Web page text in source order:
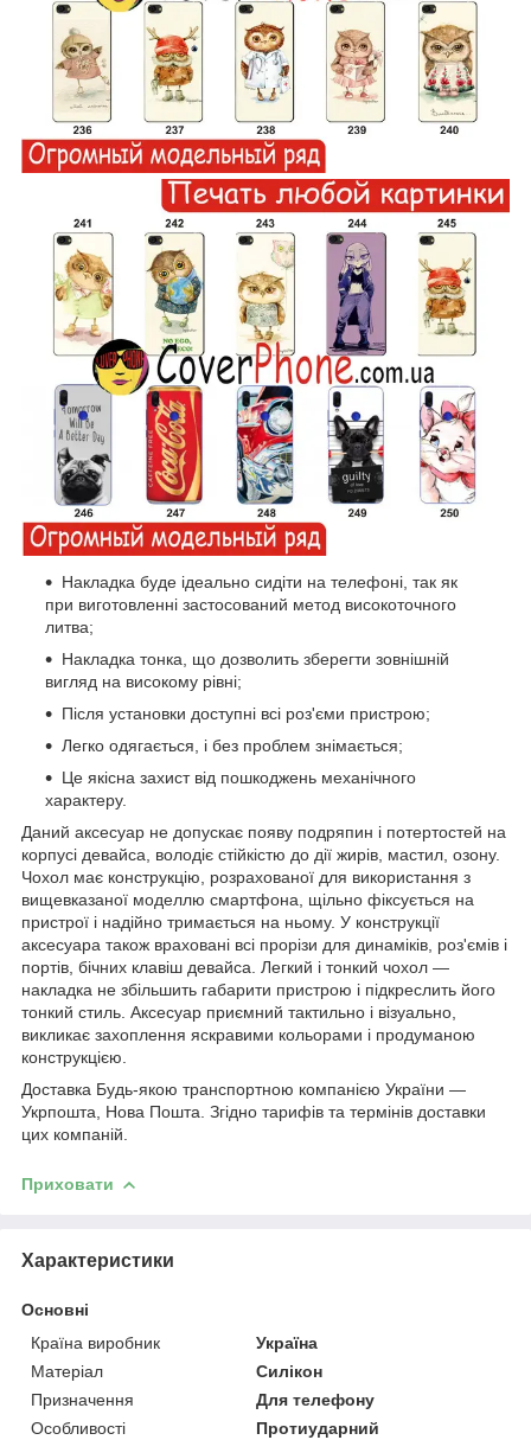
Накладка буде ідеально сидіти на телефоні, так як
при виготовленні застосований метод високоточного
литва;
Накладка тонка, що дозволить зберегти зовнішній
вигляд на високому рівні;
Після установки доступні всі роз'єми пристрою;
Легко одягається, і без проблем знімається;
Це якісна захист від пошкоджень механічного
характеру.
Даний аксесуар не допускає появу подряпин і потертостей на
корпусі девайса, володіє стійкістю до дії жирів, мастил, озону.
Чохол має конструкцію, розрахованої для використання з
вищевказаної моделлю смартфона, щільно фіксується на
пристрої і надійно тримається на ньому. У конструкції
аксесуара також враховані всі прорізи для динаміків, роз'ємів і
портів, бічних клавіш девайса. Легкий і тонкий чохол ―
накладка не збільшить габарити пристрою і підкреслить його
тонкий стиль. Аксесуар приємний тактильно і візуально,
викликає захоплення яскравими кольорами і продуманою
конструкцією.
Доставка Будь-якою транспортною компанією України ―
Укрпошта, Нова Пошта. Згідно тарифів та термінів доставки
цих компаній.
Приховати
Характеристики
Основні
Країна виробник
Україна
Матеріал
Силікон
Призначення
Для телефону
Особливості
Протиударний